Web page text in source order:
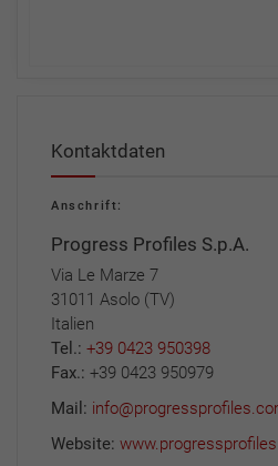
Kontaktdaten
Anschrift:
Progress Profiles S.p.A.
Via Le Marze 7
31011 Asolo (TV)
Italien
Tel.: +39 0423 950398
Fax.: +39 0423 950979
Mail:
Website: